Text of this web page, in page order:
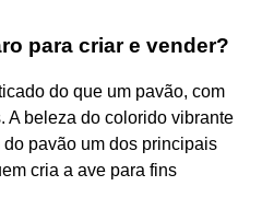
para criar e vender?
do que um pavão, com
A beleza do colorido vibrante
pavão um dos principais
cria a ave para fins